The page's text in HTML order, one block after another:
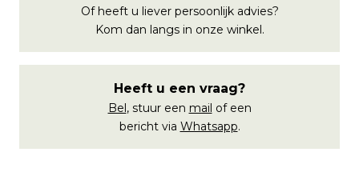
Of heeft u liever persoonlijk advies?
Kom dan langs in onze winkel.
Heeft u een vraag?
Bel, stuur een mail of een
bericht via Whatsapp.